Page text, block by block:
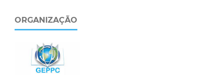
ORGANIZAÇÃO